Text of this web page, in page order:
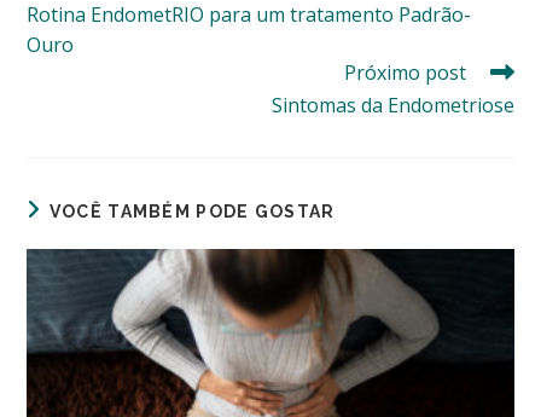
artigos
Rotina EndometRIO para um tratamento Padrão-
Ouro
Próximo post
Sintomas da Endometriose
VOCÊ TAMBÉM PODE GOSTAR